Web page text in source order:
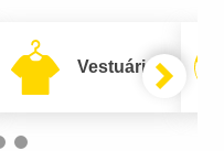
Vestuário